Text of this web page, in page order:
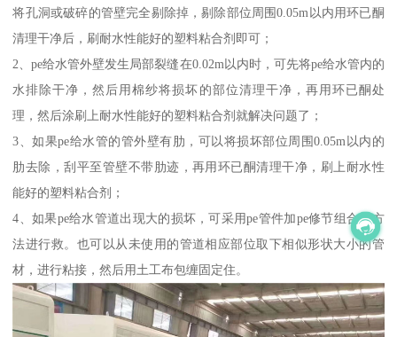
将孔洞或破碎的管壁完全剔除掉，剔除部位周围0.05m以内用环已酮
清理干净后，刷耐水性能好的塑料粘合剂即可；
2、pe给水管外壁发生局部裂缝在0.02m以内时，可先将pe给水管内的
水排除干净，然后用棉纱将损坏的部位清理干净，再用环已酮处
理，然后涂刷上耐水性能好的塑料粘合剂就解决问题了；
3、如果pe给水管的管外壁有肋，可以将损坏部位周围0.05m以内的
肋去除，刮平至管壁不带肋迹，再用环已酮清理干净，刷上耐水性
能好的塑料粘合剂；
4、如果pe给水管道出现大的损坏，可采用pe管件加pe修节组合的方
法进行救。也可以从未使用的管道相应部位取下相似形状大小的管
材，进行粘接，然后用土工布包缠固定住。